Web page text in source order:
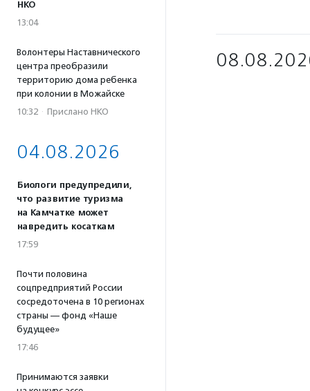
НКО
13:04
Волонтеры Наставнического
центра преобразили
территорию дома ребенка
при колонии в Можайске
10:32 · Прислано НКО
04.08.2026
Биологи предупредили,
что развитие туризма
на Камчатке может
навредить косаткам
17:59
Почти половина
соцпредприятий России
сосредоточена в 10 регионах
страны — фонд «Наше
будущее»
17:46
Принимаются заявки